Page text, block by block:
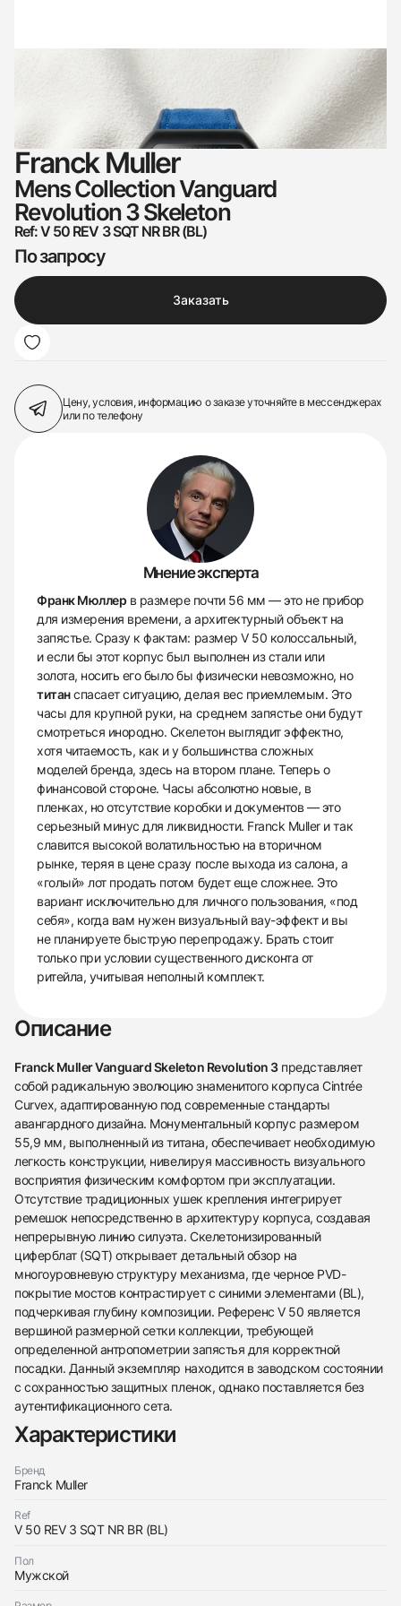
438
285
145
142
205
204
195
150
6
Franck Muller
Mens Collection Vanguard
Revolution 3 Skeleton
Ref: V 50 REV 3 SQT NR BR (BL)
По запросу
Заказать
Цену, условия, информацию о заказеуточняйте в мессенджерах
или по телефону
Мнение эксперта
Франк Мюллерв размере почти 56 мм — это не прибор
для измерения времени, а архитектурный объект на
запястье. Сразу к фактам: размер V 50 колоссальный,
и если бы этот корпус был выполнен из стали или
золота, носить его было бы физически невозможно, но
титанспасает ситуацию, делая вес приемлемым. Это
часы для крупной руки, на среднем запястье они будут
смотреться инородно. Скелетон выглядит эффектно,
хотя читаемость, как и у большинства сложных
моделей бренда, здесь на втором плане. Теперь о
финансовой стороне. Часы абсолютно новые, в
пленках, но отсутствие коробки и документов — это
серьезный минус для ликвидности. Franck Muller и так
славится высокой волатильностью на вторичном
рынке, теряя в цене сразу после выхода из салона, а
«голый» лот продать потом будет еще сложнее. Это
вариант исключительно для личного пользования, «под
себя», когда вам нужен визуальный вау-эффект и вы
не планируете быструю перепродажу. Брать стоит
только при условии существенного дисконта от
ритейла, учитывая неполный комплект.
Описание
Franck Muller Vanguard Skeleton Revolution 3представляет
собой радикальную эволюцию знаменитого корпуса Cintrée
Curvex, адаптированную под современные стандарты
авангардного дизайна. Монументальный корпус размером
55,9 мм, выполненный из титана, обеспечивает необходимую
легкость конструкции, нивелируя массивность визуального
восприятия физическим комфортом при эксплуатации.
Отсутствие традиционных ушек крепления интегрирует
ремешок непосредственно в архитектуру корпуса, создавая
непрерывную линию силуэта. Скелетонизированный
циферблат (SQT) открывает детальный обзор на
многоуровневую структуру механизма, где черное PVD-
покрытие мостов контрастирует с синими элементами (BL),
подчеркивая глубину композиции. Референс V 50 является
вершиной размерной сетки коллекции, требующей
определенной антропометрии запястья для корректной
посадки. Данный экземпляр находится в заводском состоянии
с сохранностью защитных пленок, однако поставляется без
аутентификационного сета.
Характеристики
Бренд
Franck Muller
Ref
V 50 REV 3 SQT NR BR (BL)
Пол
Мужской
Заказать эти часы
с вами
Трейд-ин часов
Оставьте ваши контактные данные и мы свяжемся
с вами